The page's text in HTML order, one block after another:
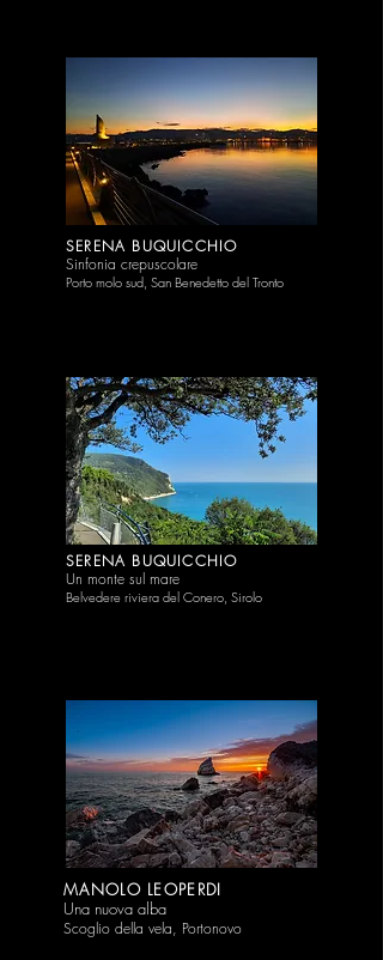
SERENA BUQUICCHIO
Sinfonia crepuscolare
Porto molo sud, San Benedetto del Tronto
SERENA BUQUICCHIO
Un monte sul mare
Belvedere riviera del Conero, Sirolo
MANOLO LEOPERDI
Una nuova alba
Scoglio della vela, Portonovo